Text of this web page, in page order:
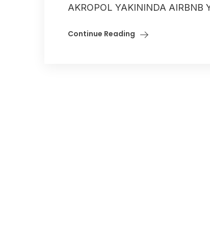
AKROPOL YAKININDA AIRBNB
Continue Reading